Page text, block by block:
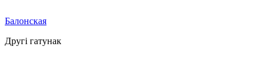
Балонская
Другі гатунак